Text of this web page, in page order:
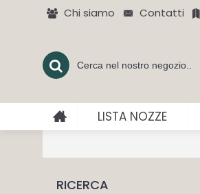
Chi siamo Contatti
LISTA NOZZE
RICERCA